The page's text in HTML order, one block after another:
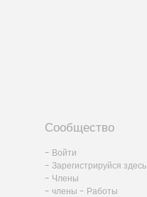
Сообщество
- Войти
- Зарегистрируйся здесь
- Члены
- члены - Работы